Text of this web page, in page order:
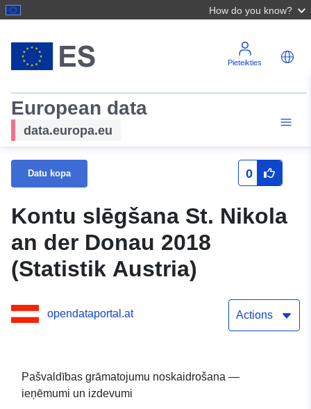
How do you know?
Pieteikties
European data
data.europa.eu
Datu kopa 0
Kontu slēgšana St. Nikola
an der Donau 2018
(Statistik Austria)
opendataportal.at Actions
Pašvaldības grāmatojumu noskaidrošana —
ieņēmumi un izdevumi